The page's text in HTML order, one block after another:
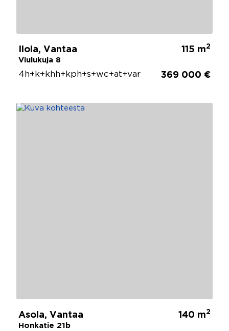
Ilola, Vantaa
Viulukuja 8
115 m2
4h+k+khh+kph+s+wc+at+var 369 000 €
Asola, Vantaa
Honkatie 21b
140 m2